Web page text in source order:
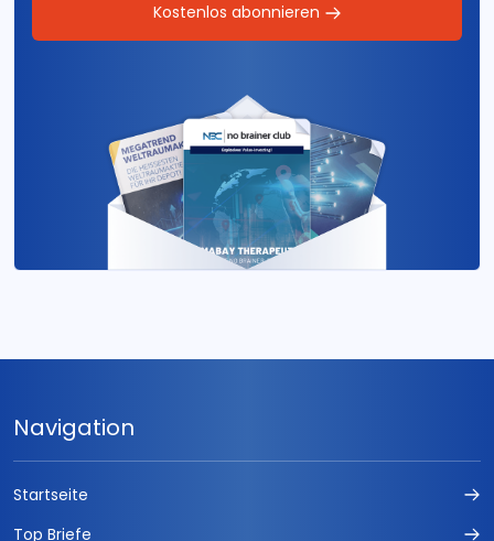
Kostenlos abonnieren
Navigation
Startseite
Top Briefe